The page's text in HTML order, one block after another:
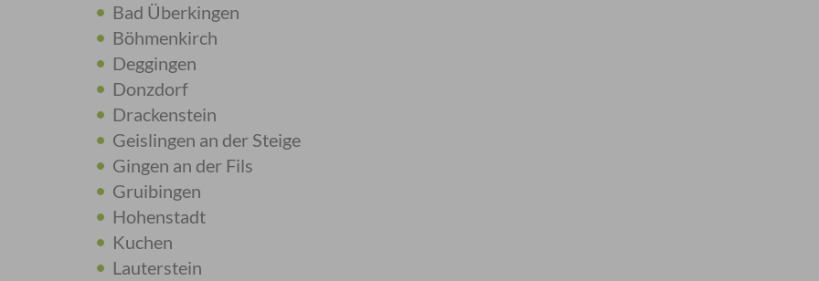
Bad Überkingen
Böhmenkirch
Deggingen
Donzdorf
Drackenstein
Geislingen an der Steige
Gingen an der Fils
Gruibingen
Hohenstadt
Kuchen
Lauterstein